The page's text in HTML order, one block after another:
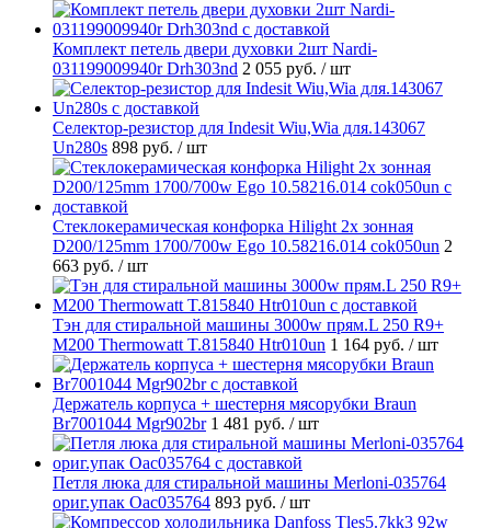
Комплект петель двери духовки 2шт Nardi-
031199009940r Drh303nd 2 055 руб. / шт
Селектор-резистор для Indesit Wiu,Wia для.143067
Un280s 898 руб. / шт
Стеклокерамическая конфорка Hilight 2х зонная
D200/125mm 1700/700w Ego 10.58216.014 cok050un 2
663 руб. / шт
Тэн для стиральной машины 3000w прям.L 250 R9+
M200 Thermowatt T.815840 Htr010un 1 164 руб. / шт
Держатель корпуса + шестерня мясорубки Braun
Br7001044 Mgr902br 1 481 руб. / шт
Петля люка для стиральной машины Merloni-035764
ориг.упак Oac035764 893 руб. / шт